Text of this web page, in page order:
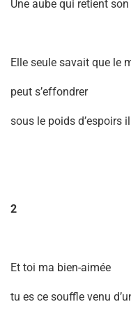
Une aube qui retient
Elle seule savait que le
peut s’effondrer
sous le poids d’espoirs
2
Et toi ma bien-aimée
tu es ce souffle venu